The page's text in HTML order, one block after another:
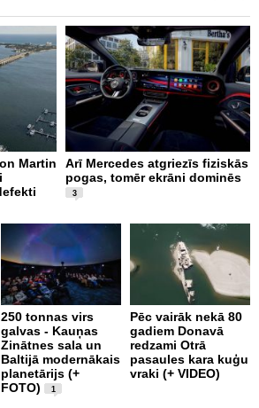
Martin
Arī Mercedes atgriezīs fiziskās
pogas, tomēr ekrāni dominēs
3
250 tonnas virs
galvas - Kauņas
Zinātnes sala un
Baltijā modernākais
planetārijs (+
FOTO)
1
Pēc vairāk nekā 80
gadiem Donavā
redzami Otrā
pasaules kara kuģu
vraki (+ VIDEO)